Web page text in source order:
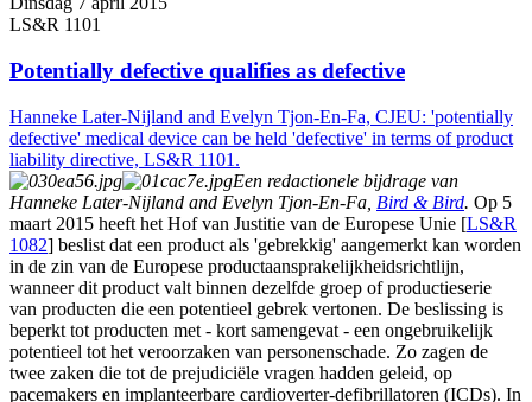
LS&R 1101
Potentially defective qualifies as defective
Hanneke Later-Nijland and Evelyn Tjon-En-Fa, CJEU: 'potentially
defective' medical device can be held 'defective' in terms of product
liability directive, LS&R 1101.
Een redactionele bijdrage van
Hanneke Later-Nijland and Evelyn Tjon-En-Fa, Bird & Bird. Op 5
maart 2015 heeft het Hof van Justitie van de Europese Unie [LS&R
1082] beslist dat een product als 'gebrekkig' aangemerkt kan worden
in de zin van de Europese productaansprakelijkheidsrichtlijn,
wanneer dit product valt binnen dezelfde groep of productieserie
van producten die een potentieel gebrek vertonen. De beslissing is
beperkt tot producten met - kort samengevat - een ongebruikelijk
potentieel tot het veroorzaken van personenschade. Zo zagen de
twee zaken die tot de prejudiciële vragen hadden geleid, op
pacemakers en implanteerbare cardioverter-defibrillatoren (ICDs). In